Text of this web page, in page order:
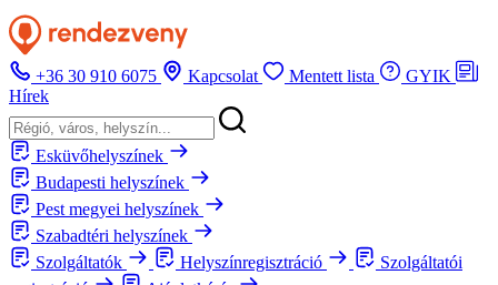
+36 30 910 6075 Kapcsolat Mentett lista
GYIK
Hírek
Esküvőhelyszínek
Budapesti helyszínek
Pest megyei helyszínek
Szabadtéri helyszínek
Szolgáltatók
Helyszínregisztráció
Szolgáltatói